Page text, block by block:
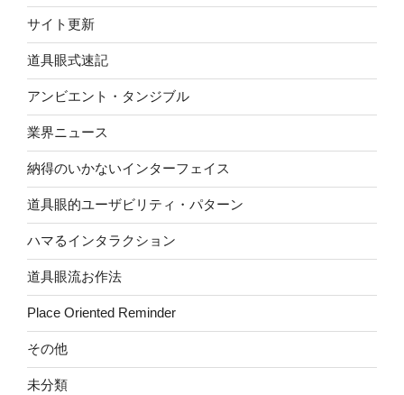
サイト更新
道具眼式速記
アンビエント・タンジブル
業界ニュース
納得のいかないインターフェイス
道具眼的ユーザビリティ・パターン
ハマるインタラクション
道具眼流お作法
Place Oriented Reminder
その他
未分類